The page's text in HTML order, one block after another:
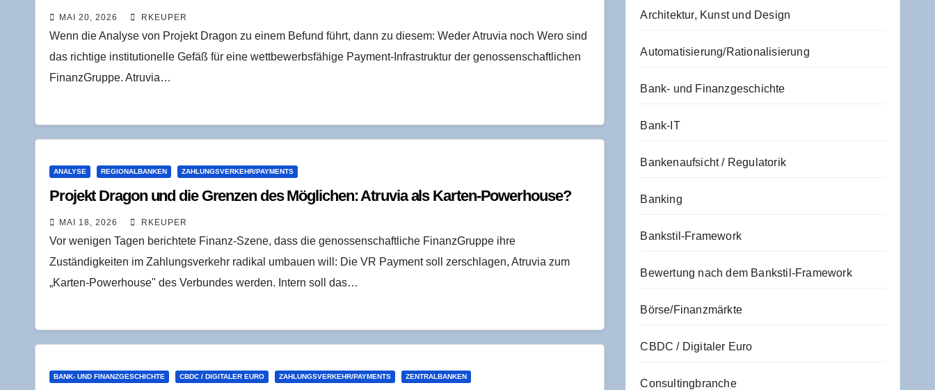
MAI 20, 2026 RKEUPER
Wenn die Analyse von Projekt Dragon zu einem Befund führt, dann zu diesem: Weder Atruvia noch Wero sind
das richtige institutionelle Gefäß für eine wettbewerbsfähige Payment-Infrastruktur der genossenschaftlichen
FinanzGruppe. Atruvia…
ANALYSE REGIONALBANKEN ZAHLUNGSVERKEHR/PAYMENTS
Pro­jekt Dra­gon und die Gren­zen des Mög­li­chen: Atru­via als Karten-Powerhouse?
MAI 18, 2026 RKEUPER
Vor wenigen Tagen berichtete Finanz-Szene, dass die genossenschaftliche FinanzGruppe ihre
Zuständigkeiten im Zahlungsverkehr radikal umbauen will: Die VR Payment soll zerschlagen, Atruvia zum
„Karten-Powerhouse" des Verbundes werden. Intern soll das…
BANK- UND FINANZGESCHICHTE CBDC / DIGITALER EURO ZAHLUNGSVERKEHR/PAYMENTS ZENTRALBANKEN
Architektur, Kunst und Design
Automatisierung/Rationalisierung
Bank- und Finanzgeschichte
Bank-IT
Bankenaufsicht / Regulatorik
Banking
Bankstil-Framework
Bewertung nach dem Bankstil-Framework
Börse/Finanzmärkte
CBDC / Digitaler Euro
Consultingbranche